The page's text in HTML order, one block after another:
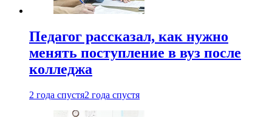
Педагог рассказал, как нужно
менять поступление в вуз после
колледжа
2 года спустя2 года спустя